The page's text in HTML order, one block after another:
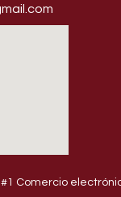
Comercio